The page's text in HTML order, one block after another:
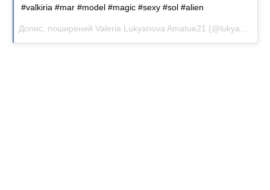
#valkiria #mar #model #magic #sexy #sol #alien